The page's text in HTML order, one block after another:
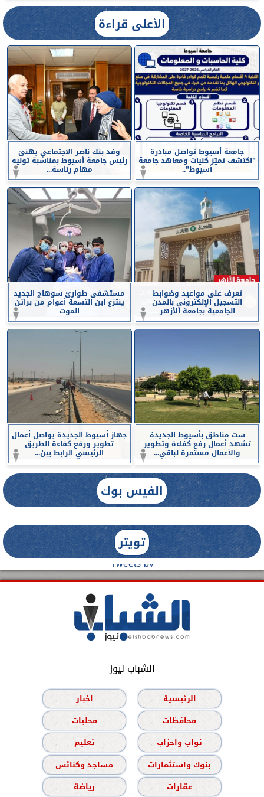
الأعلى قراءة
جامعة أسيوط تواصل مبادرة
”اكتشف تميّز كليات ومعاهد جامعة
أسيوط”..
وفد بنك ناصر الاجتماعي يهنئ
رئيس جامعة أسيوط بمناسبة توليه
مهام رئاسة...
تعرف على مواعيد وضوابط
التسجيل الإلكتروني بالمدن
الجامعية بجامعة الأزهر
مستشفى طوارئ سوهاج الجديد
ينتزع ابن التسعة أعوام من براثن
الموت
ست مناطق بأسيوط الجديدة
تشهد أعمال رفع كفاءة وتطوير
والأعمال مستمرة لباقي...
جهاز أسيوط الجديدة يواصل أعمال
تطوير ورفع كفاءة الطريق
الرئيسي الرابط بين...
الفيس بوك
تويتر
Tweets by
الشباب نيوز
الرئيسية
اخبار
محافظات
محليات
نواب واحزاب
تعليم
بنوك واستثمارات
مساجد وكنائس
عقارات
رياضة